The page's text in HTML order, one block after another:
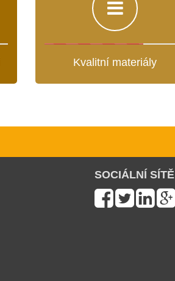
Kvalitní materiály
SOCIÁLNÍ SÍTĚ